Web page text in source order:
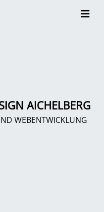
AICHELBERG
WEBENTWICKLUNG